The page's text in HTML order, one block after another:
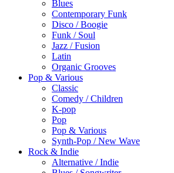
Blues
Contemporary Funk
Disco / Boogie
Funk / Soul
Jazz / Fusion
Latin
Organic Grooves
Pop & Various
Classic
Comedy / Children
K-pop
Pop
Pop & Various
Synth-Pop / New Wave
Rock & Indie
Alternative / Indie